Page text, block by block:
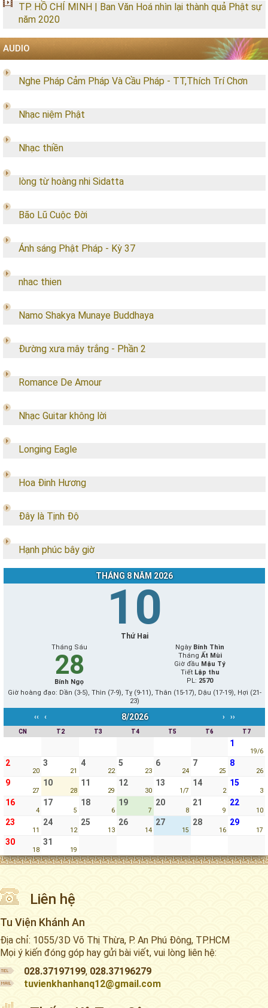
TP. HỒ CHÍ MINH | Ban Văn Hoá nhìn lại thành quả Phật sự
năm 2020
AUDIO
Nghe Pháp Cảm Pháp Và Cầu Pháp - TT,Thích Trí Chơn
Nhạc niệm Phật
Nhạc thiền
lòng từ hoàng nhi Sidatta
Bão Lũ Cuộc Đời
Ánh sáng Phật Pháp - Kỳ 37
nhac thien
Namo Shakya Munaye Buddhaya
Đường xưa mây trắng - Phần 2
Romance De Amour
Nhạc Guitar không lời
Longing Eagle
Hoa Đinh Hương
Đây là Tịnh Độ
Hạnh phúc bây giờ
THÁNG 8 NĂM 2026
10
Thứ Hai
Tháng Sáu
28
Bính Ngọ
Ngày Bính Thìn
Tháng Ất Mùi
Giờ đầu Mậu Tý
Tiết Lập thu
PL: 2570
Giờ hoàng đạo: Dần (3-5), Thìn (7-9), Tỵ (9-11), Thân (15-17), Dậu (17-19), Hợi (21-
23)
‹‹ ‹ 8/2026 › ››
CN T2 T3 T4 T5 T6 T7
1
19/6
2
20
3
21
4
22
5
23
6
24
7
25
8
26
9
27
10
28
11
29
12
30
13
1/7
14
2
15
3
16
4
17
5
18
6
19
7
20
8
21
9
22
10
23
11
24
12
25
13
26
14
27
15
28
16
29
17
30
18
31
19
Liên hệ
Tu Viện Khánh An
Địa chỉ: 1055/3D Võ Thị Thừa, P. An Phú Đông, TP.HCM
Mọi ý kiến đóng góp hay gửi bài viết, vui lòng liên hệ:
028.37197199, 028.37196279
tuvienkhanhanq12@gmail.com